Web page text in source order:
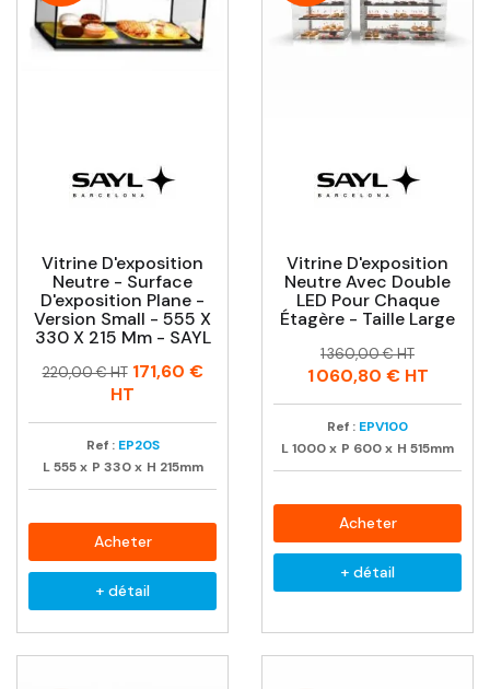
Vitrine D'exposition
Neutre - Surface
D'exposition Plane -
Version Small - 555 X
330 X 215 Mm - SAYL
Prix
Prix
220,00 € HT 171,60 €
HT
Ref : EP20S
L 555 x P 330 x H 215mm
Acheter
+ détail
Vitrine D'exposition
Neutre Avec Double
LED Pour Chaque
Étagère - Taille Large
Prix
Prix
habituel
1 360,00 € HT
1 060,80 €HT
Ref : EPV100
L1000x P 600x H 515mm
Acheter
+ détail